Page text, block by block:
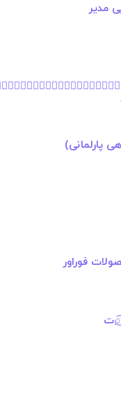
مدیر
پارلمانی)